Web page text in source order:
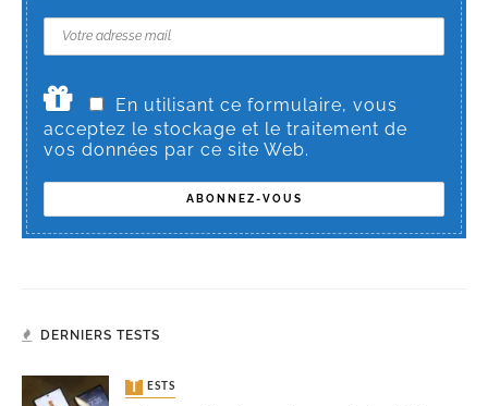
En utilisant ce formulaire, vous
acceptez le stockage et le traitement de
vos données par ce site Web.
DERNIERS TESTS
TESTS